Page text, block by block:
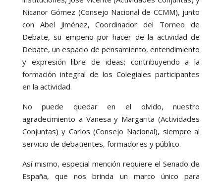
Nicanor Gómez (Consejo Nacional de CCMM), junto
con Abel Jiménez, Coordinador del Torneo de
Debate, su empeño por hacer de la actividad de
Debate, un espacio de pensamiento, entendimiento
y expresión libre de ideas; contribuyendo a la
formación integral de los Colegiales participantes
en la actividad.
No puede quedar en el olvido, nuestro
agradecimiento a Vanesa y Margarita (Actividades
Conjuntas) y Carlos (Consejo Nacional), siempre al
servicio de debatientes, formadores y público.
Así mismo, especial mención requiere el Senado de
España, que nos brinda un marco único para